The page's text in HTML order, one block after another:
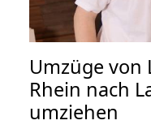
Umzüge von
Rhein nach
umziehen